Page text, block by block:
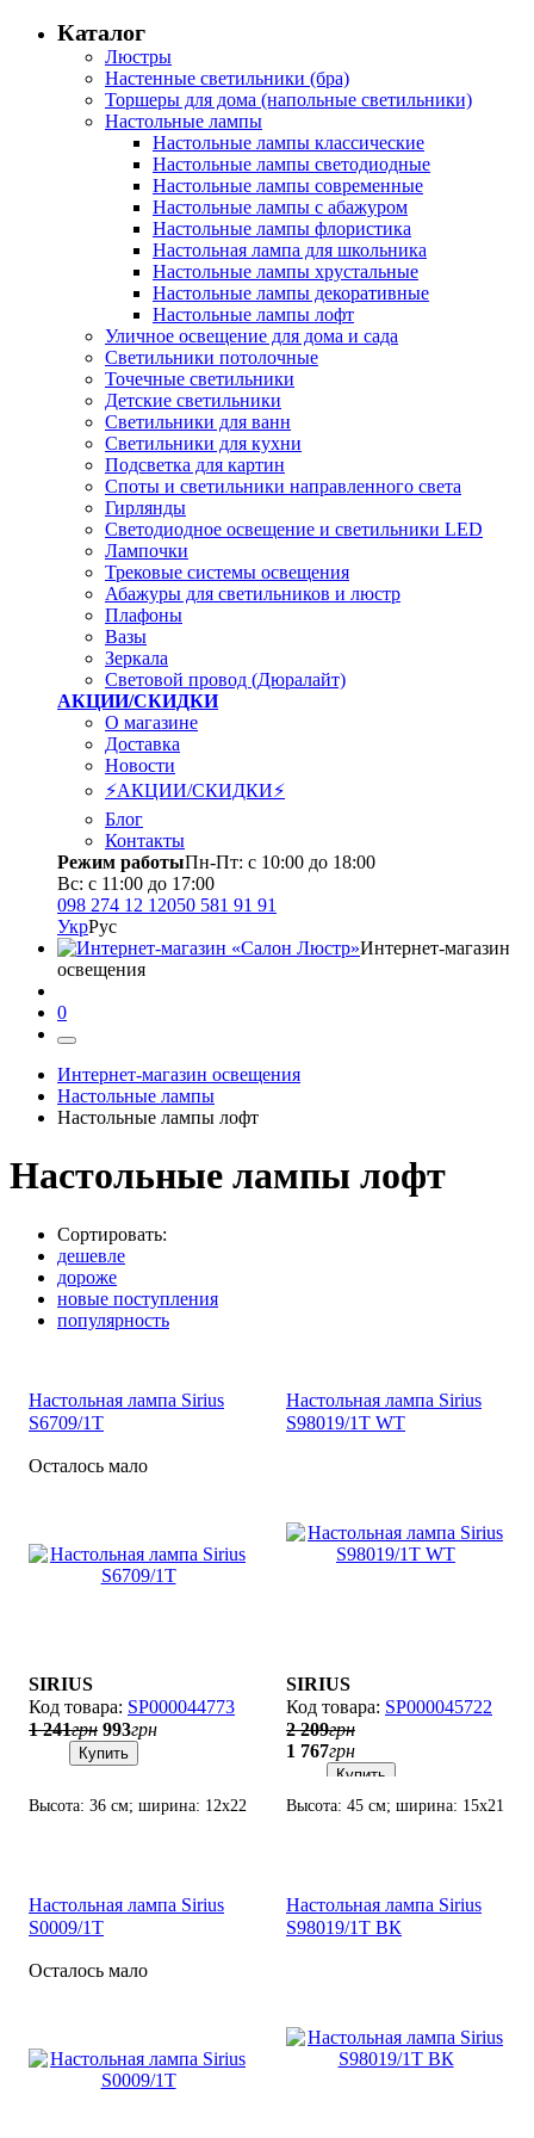
Каталог
Люстры
Настенные светильники (бра)
Торшеры для дома (напольные светильники)
Настольные лампы
Настольные лампы классические
Настольные лампы светодиодные
Настольные лампы современные
Настольные лампы с абажуром
Настольные лампы флористика
Настольная лампа для школьника
Настольные лампы хрустальные
Настольные лампы декоративные
Настольные лампы лофт
Уличное освещение для дома и сада
Светильники потолочные
Точечные светильники
Детские светильники
Светильники для ванн
Светильники для кухни
Подсветка для картин
Споты и светильники направленного света
Гирлянды
Светодиодное освещение и светильники LED
Лампочки
Трековые системы освещения
Абажуры для светильников и люстр
Плафоны
Вазы
Зеркала
Световой провод (Дюралайт)
АКЦИИ/СКИДКИ
О магазине
Доставка
Новости
⚡АКЦИИ/СКИДКИ⚡
Блог
Контакты
Режим работыПн-Пт: с 10:00 до 18:00
Вс: с 11:00 до 17:00
098 274 12 12050 581 91 91
УкрРус
Интернет-магазин
освещения
0
Интернет-магазин освещения
Настольные лампы
Настольные лампы лофт
Настольные лампы лофт
Сортировать:
дешевле
дороже
новые поступления
популярность
Настольная лампа Sirius
S6709/1Т
Осталось мало
SIRIUS
SP000044773
1 241грн 993грн
Купить
Высота: 36 см; ширина: 12х22
Настольная лампа Sirius
S98019/1Т WT
SIRIUS
SP000045722
2 209грн
1 767грн
Купить
Высота: 45 см; ширина: 15х21
Настольная лампа Sirius
S0009/1Т
Осталось мало
Настольная лампа Sirius
S98019/1Т ВК